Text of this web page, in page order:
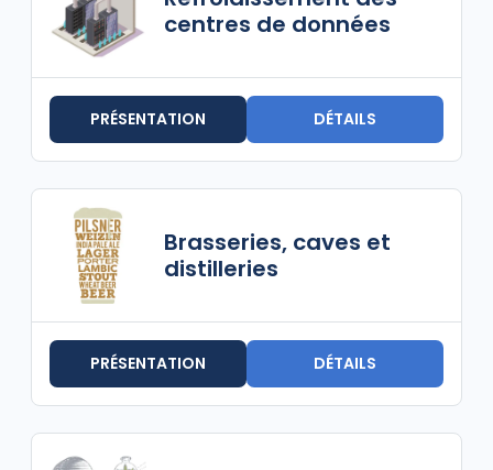
centres de données
PRÉSENTATION DÉTAILS
Brasseries, caves et
distilleries
PRÉSENTATION DÉTAILS